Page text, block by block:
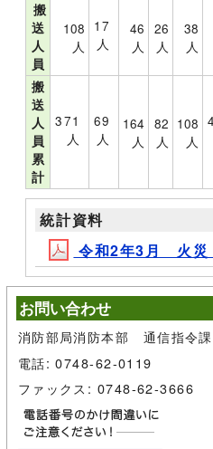
搬
送
人
員
108
人
17
人
46
人
26
人
38
人
搬
送
人
員
累
計
371
人
69
人
164
人
82
人
108
人
統計資料
令和2年3月 火災
お問い合わせ
消防部局消防本部 通信指令課
電話: 0748-62-0119
ファックス: 0748-62-3666